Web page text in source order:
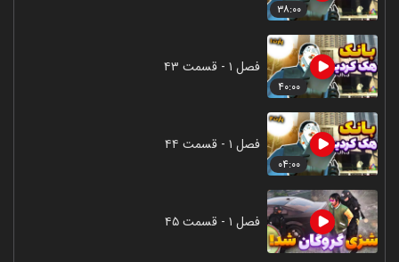
۳۸:۰۰
۴۰:۰۰
فصل ۱ - قسمت ۴۳
۰۴:۰۰
فصل ۱ - قسمت ۴۴
فصل ۱ - قسمت ۴۵